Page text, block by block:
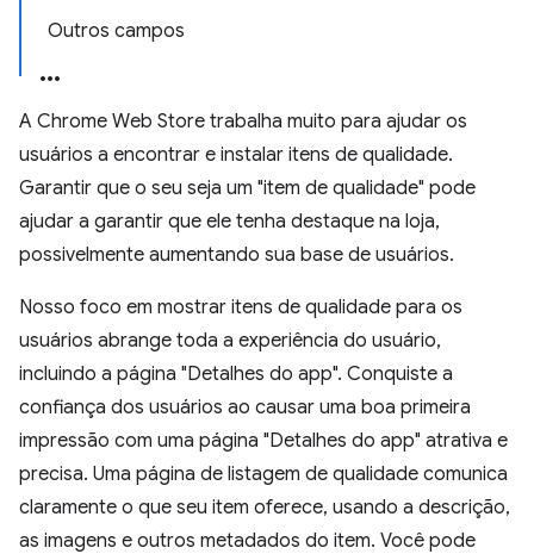
Outros campos
A Chrome Web Store trabalha muito para ajudar os
usuários a encontrar e instalar itens de qualidade.
Garantir que o seu seja um "item de qualidade" pode
ajudar a garantir que ele tenha destaque na loja,
possivelmente aumentando sua base de usuários.
Nosso foco em mostrar itens de qualidade para os
usuários abrange toda a experiência do usuário,
incluindo a página "Detalhes do app". Conquiste a
confiança dos usuários ao causar uma boa primeira
impressão com uma página "Detalhes do app" atrativa e
precisa. Uma página de listagem de qualidade comunica
claramente o que seu item oferece, usando a descrição,
as imagens e outros metadados do item. Você pode